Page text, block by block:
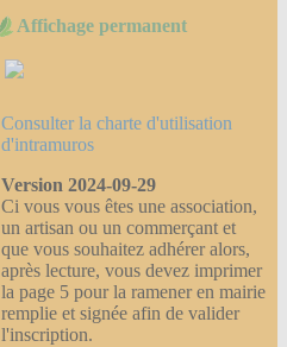
Affichage permanent
Consulter la charte d'utilisation
d'intramuros
Version 2024-09-29
Ci vous vous êtes une association,
un artisan ou un commerçant et
que vous souhaitez adhérer alors,
après lecture, vous devez imprimer
la page 5 pour la ramener en mairie
remplie et signée afin de valider
l'inscription.